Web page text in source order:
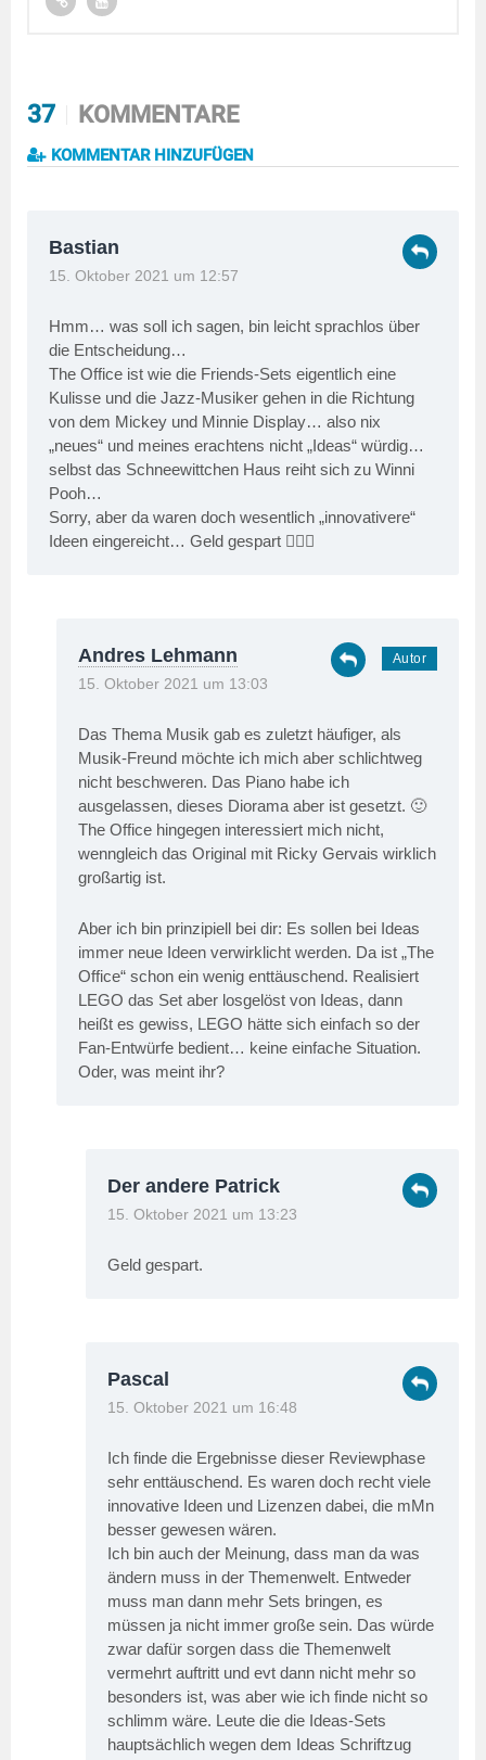
37 KOMMENTARE
KOMMENTAR HINZUFÜGEN
Bastian
15. Oktober 2021 um 12:57
Hmm… was soll ich sagen, bin leicht sprachlos über
die Entscheidung…
The Office ist wie die Friends-Sets eigentlich eine
Kulisse und die Jazz-Musiker gehen in die Richtung
von dem Mickey und Minnie Display… also nix
„neues“ und meines erachtens nicht „Ideas“ würdig…
selbst das Schneewittchen Haus reiht sich zu Winni
Pooh…
Sorry, aber da waren doch wesentlich „innovativere“
Ideen eingereicht… Geld gespart 🤷🏻‍♂️
Andres Lehmann
15. Oktober 2021 um 13:03
Das Thema Musik gab es zuletzt häufiger, als
Musik-Freund möchte ich mich aber schlichtweg
nicht beschweren. Das Piano habe ich
ausgelassen, dieses Diorama aber ist gesetzt. 🙂
The Office hingegen interessiert mich nicht,
wenngleich das Original mit Ricky Gervais wirklich
großartig ist.
Aber ich bin prinzipiell bei dir: Es sollen bei Ideas
immer neue Ideen verwirklicht werden. Da ist „The
Office“ schon ein wenig enttäuschend. Realisiert
LEGO das Set aber losgelöst von Ideas, dann
heißt es gewiss, LEGO hätte sich einfach so der
Fan-Entwürfe bedient… keine einfache Situation.
Oder, was meint ihr?
Der andere Patrick
15. Oktober 2021 um 13:23
Geld gespart.
Pascal
15. Oktober 2021 um 16:48
Ich finde die Ergebnisse dieser Reviewphase
sehr enttäuschend. Es waren doch recht viele
innovative Ideen und Lizenzen dabei, die mMn
besser gewesen wären.
Ich bin auch der Meinung, dass man da was
ändern muss in der Themenwelt. Entweder
muss man dann mehr Sets bringen, es
müssen ja nicht immer große sein. Das würde
zwar dafür sorgen dass die Themenwelt
vermehrt auftritt und evt dann nicht mehr so
besonders ist, was aber wie ich finde nicht so
schlimm wäre. Leute die die Ideas-Sets
hauptsächlich wegen dem Ideas Schriftzug